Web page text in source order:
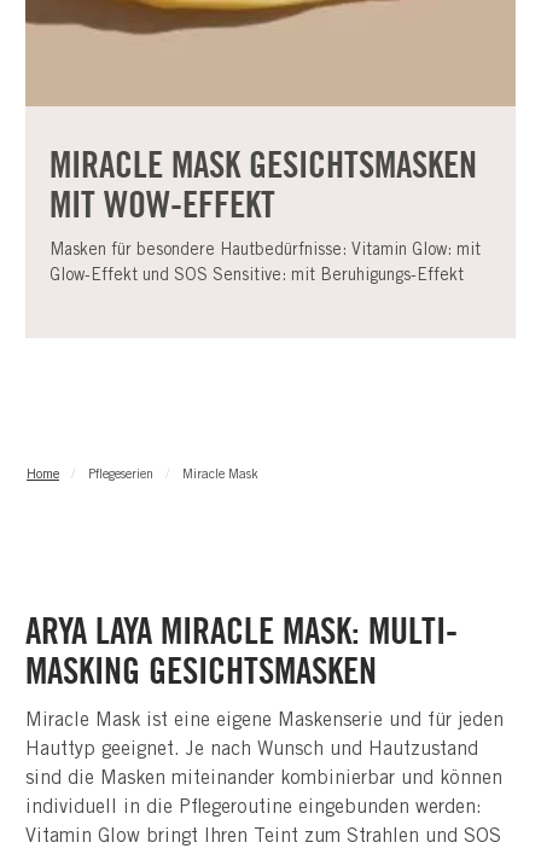
MIRACLE MASK GESICHTSMASKEN
MIT WOW-EFFEKT
Masken für besondere Hautbedürfnisse: Vitamin Glow: mit
Glow-Effekt und SOS Sensitive: mit Beruhigungs-Effekt
Home Pflegeserien Miracle Mask
ARYA LAYA MIRACLE MASK: MULTI-
MASKING GESICHTSMASKEN
Miracle Mask ist eine eigene Maskenserie und für jeden
Hauttyp geeignet. Je nach Wunsch und Hautzustand
sind die Masken miteinander kombinierbar und können
individuell in die Pflegeroutine eingebunden werden:
Vitamin Glow bringt Ihren Teint zum Strahlen und SOS